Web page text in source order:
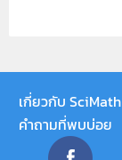
เกี่ยวกับ SciMath
คำถามที่พบบ่อย